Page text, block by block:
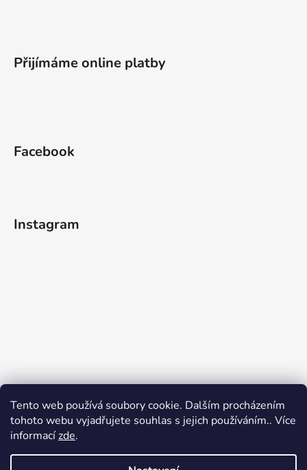
Tento web používá soubory cookie. Dalším procházením
tohoto webu vyjadřujete souhlas s jejich používáním.. Více
informacízde.
Přijímáme online platby
Facebook
Instagram